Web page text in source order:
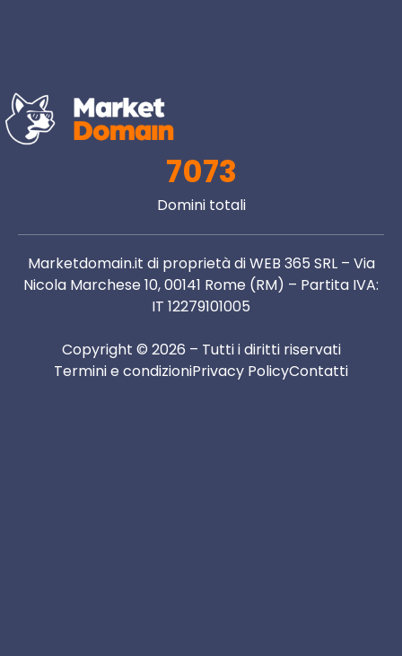
7073
Domini totali
Marketdomain.it di proprietà di WEB 365 SRL – Via
Nicola Marchese 10, 00141 Rome (RM) – Partita IVA:
IT 12279101005
Copyright © 2026 – Tutti i diritti riservati
Termini e condizioniPrivacy PolicyContatti